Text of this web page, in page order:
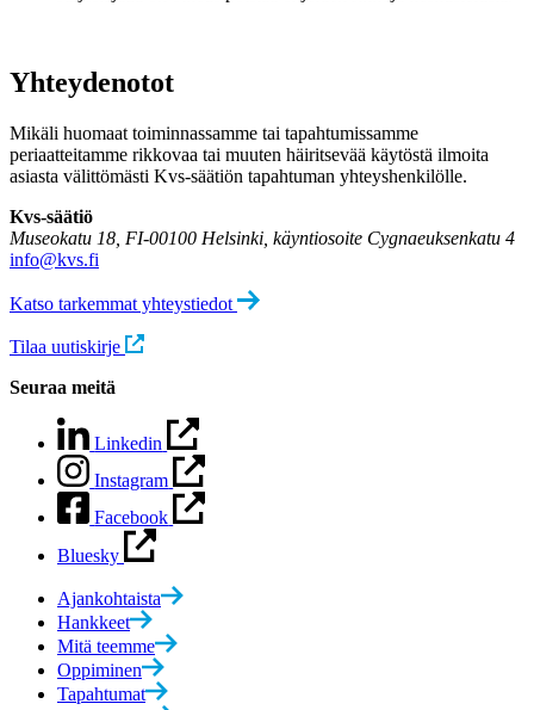
Yhteydenotot
Mikäli huomaat toiminnassamme tai tapahtumissamme
periaatteitamme rikkovaa tai muuten häiritsevää käytöstä ilmoita
asiasta välittömästi Kvs-säätiön tapahtuman yhteyshenkilölle.
Kvs-säätiö
Museokatu 18, FI-00100 Helsinki, käyntiosoite Cygnaeuksenkatu 4
info@kvs.fi
Katso tarkemmat yhteystiedot
Tilaa uutiskirje
Seuraa meitä
Linkedin
Instagram
Facebook
Bluesky
Ajankohtaista
Hankkeet
Mitä teemme
Oppiminen
Tapahtumat